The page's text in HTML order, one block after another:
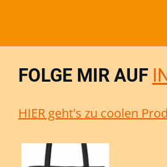
FOLGE MIR AUF
HIER geht's zu coolen